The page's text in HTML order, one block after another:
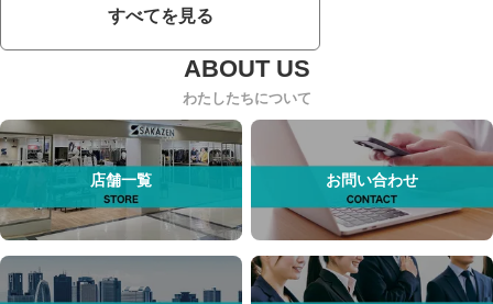
すべてを見る
わたしたちについて
店舗一覧 お問い合わせ